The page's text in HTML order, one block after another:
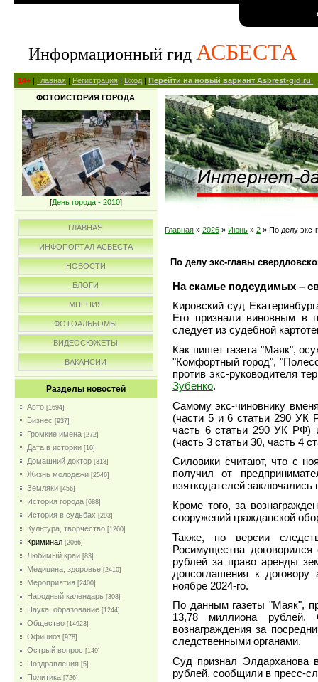
Информационный гид АСБЕСТА
14+ | Главная | Регистрация | Вход | Перейти на новый вариант Asbrest-gid.ru
ФОТОИСТОРИЯ ГОРОДА
[День города - 2010]
ГЛАВНАЯ
ИНФОПОРТАЛ АСБЕСТА
НОВОСТИ
БЛОГИ
МНЕНИЯ
ФОТОАЛЬБОМЫ
ВИДЕОСЮЖЕТЫ
ВАКАНСИИ
Разделы новостей
Авто [1694]
Бизнес [937]
Громкие имена [272]
Дата в истории [10]
Домашний доктор [313]
Жизнь молодежи [2546]
Земляки [456]
История города [688]
История в судьбах [293]
Культура, творчество [1260]
Криминал [2066]
Любимый край [83]
Медицина, здоровье [2410]
Мероприятия [2400]
Народный календарь [308]
Наука, образование [1244]
Общество [14923]
Официоз [978]
Острый вопрос [149]
Поздравления [5]
Политика [726]
Главная » 2026 » Июнь » 2 » По делу экс-
По делу экс-главы
На скамье подсудимых –
Кировский суд
Его признали виновным в
следует из судебной
Как пишет газета "Маяк",
"Комфортный город",
против экс-руководителя
Зубенко.
Самому экс-чиновнику
(части 5 и 6 статьи 290 УК
часть 6 статьи 290 УК РФ)
(часть 3 статьи 30, часть 4
Силовики считают, что с
получил от
взяткодателей заключались
Кроме того, за
сооружений гражданской
Также, по версии
Росимущества
рублей за право аренды
допсоглашения к
ноябре 2024-го.
По данным газеты "Маяк",
13,78 миллиона рублей.
вознаграждения за
следственными органами.
Суд признал Элдарханова
рублей, сообщили в пресс-